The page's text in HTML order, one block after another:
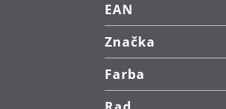
EAN
Značka
Farba